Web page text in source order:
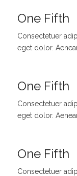
One Fifth
Consectetuer
eget dolor.
One Fifth
Consectetuer
eget dolor.
One Fifth
Consectetuer